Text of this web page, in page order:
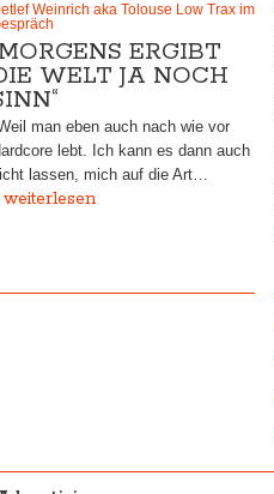
Weinrich aka Tolouse Low Trax im
ERGIBT
WELT JA NOCH
man eben auch nach wie vor
lebt. Ich kann es dann auch
lassen, mich auf die Art…
weiterlesen